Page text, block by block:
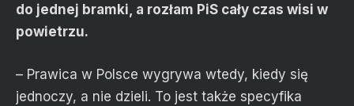
do jednej bramki, a rozłam PiS cały czas wisi w
powietrzu.
– Prawica w Polsce wygrywa wtedy, kiedy się
jednoczy, a nie dzieli. To jest także specyfika